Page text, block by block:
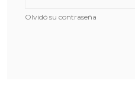
Olvidó su contraseña